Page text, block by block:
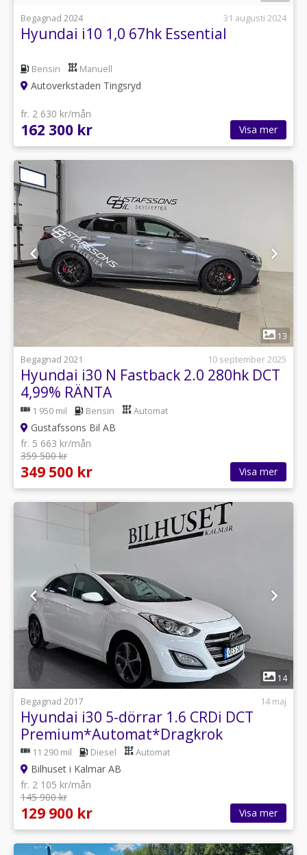
Begagnad 2024
31 augusti 2024
Hyundai i10 1,0 67hk Essential
Bensin Manuell
Autoverkstaden Tingsryd
fr. 2 630 kr/mån
162 300 kr Visa mer
13
Begagnad 2021
10 september 2025
Hyundai i30 N Fastback 2.0 280hk DCT
4,99% RÄNTA
1 950 mil Bensin Automat
Gustafssons Bil AB
fr. 5 663 kr/mån
359 500 kr
349 500 kr Visa mer
1
14
Begagnad 2017
14 maj
Hyundai i30 5-dörrar 1.6 CRDi DCT
Premium*Automat*Dragkrok
11 290 mil Diesel Automat
Bilhuset i Kalmar AB
fr. 2 105 kr/mån
145 900 kr
129 900 kr Visa mer